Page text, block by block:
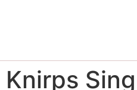
Knirps